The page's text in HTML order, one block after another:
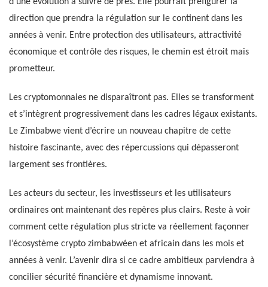
direction que prendra la régulation sur le continent dans les
années à venir. Entre protection des utilisateurs, attractivité
économique et contrôle des risques, le chemin est étroit mais
prometteur.
Les cryptomonnaies ne disparaîtront pas. Elles se transforment
et s’intègrent progressivement dans les cadres légaux existants.
Le Zimbabwe vient d’écrire un nouveau chapitre de cette
histoire fascinante, avec des répercussions qui dépasseront
largement ses frontières.
Les acteurs du secteur, les investisseurs et les utilisateurs
ordinaires ont maintenant des repères plus clairs. Reste à voir
comment cette régulation plus stricte va réellement façonner
l’écosystème crypto zimbabwéen et africain dans les mois et
années à venir. L’avenir dira si ce cadre ambitieux parviendra à
concilier sécurité financière et dynamisme innovant.